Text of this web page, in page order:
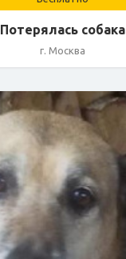
Потерялась собака
г. Москва